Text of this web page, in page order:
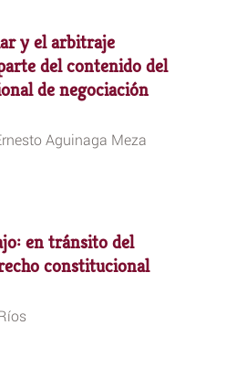
y el arbitraje
del contenido del
de negociación
Aguinaga Meza
en tránsito del
constitucional